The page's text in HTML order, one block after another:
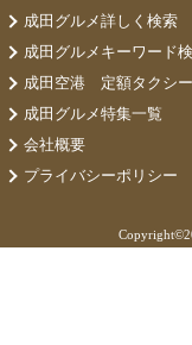
成田グルメ詳しく検索
成田グルメキーワード
成田空港 定額タクシ
成田グルメ特集一覧
会社概要
プライバシーポリシー
Copyright©